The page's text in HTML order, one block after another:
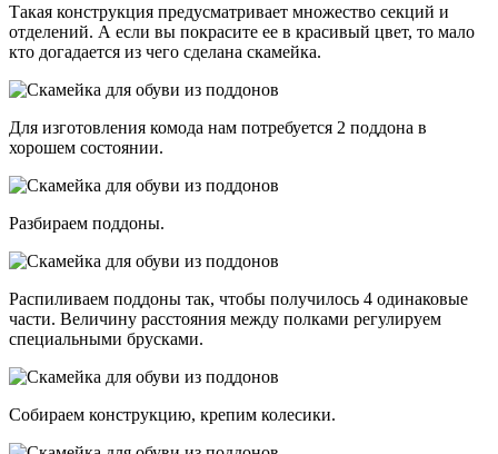
Такая конструкция предусматривает множество секций и
отделений. А если вы покрасите ее в красивый цвет, то мало
кто догадается из чего сделана скамейка.
Для изготовления комода нам потребуется 2 поддона в
хорошем состоянии.
Разбираем поддоны.
Распиливаем поддоны так, чтобы получилось 4 одинаковые
части. Величину расстояния между полками регулируем
специальными брусками.
Собираем конструкцию, крепим колесики.